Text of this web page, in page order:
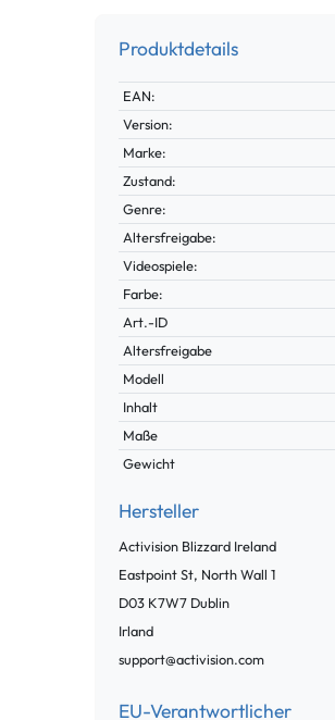
Produktdetails
Technisches
Merkmal
Wert
EAN:
Version:
Marke:
Zustand:
Genre:
Altersfreigabe:
Videospiele:
Farbe:
Technisches
Merkmal
Wert
Art.-ID
Altersfreigabe
Modell
Inhalt
Maße
Gewicht
Hersteller
Activision Blizzard Ireland
Eastpoint St, North Wall 1
D03 K7W7 Dublin
Irland
support@activision.com
EU-Verantwortlicher